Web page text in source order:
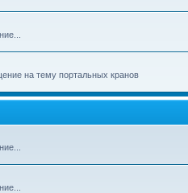
на тему портальных кранов